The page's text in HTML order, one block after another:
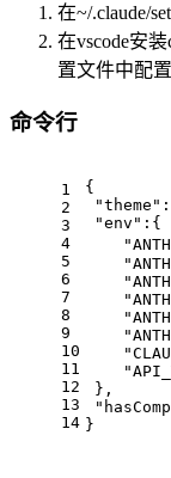
在~/.claude/
在vscode安
置文件中配置
命令行
1
2
3
4
5
6
7
8
9
10
11
12
13
14
{
"theme" :
"env" : {
} ,
}